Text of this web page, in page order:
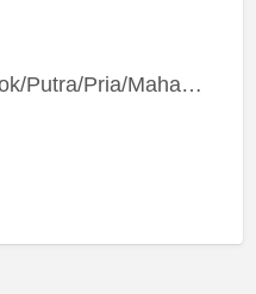
Kost Cowok/Putra/Pria/Mahasiswa/Karyawan SIngle eksklusif bangunan baru